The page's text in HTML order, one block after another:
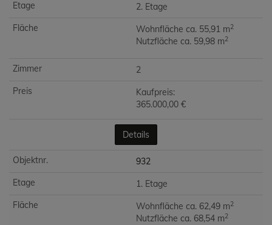
2. Etage
Wohnfläche ca. 55,91 m2
Nutzfläche ca. 59,98 m2
2
Kaufpreis:
365.000,00 €
Details
932
1. Etage
Wohnfläche ca. 62,49 m2
Nutzfläche ca. 68,54 m2